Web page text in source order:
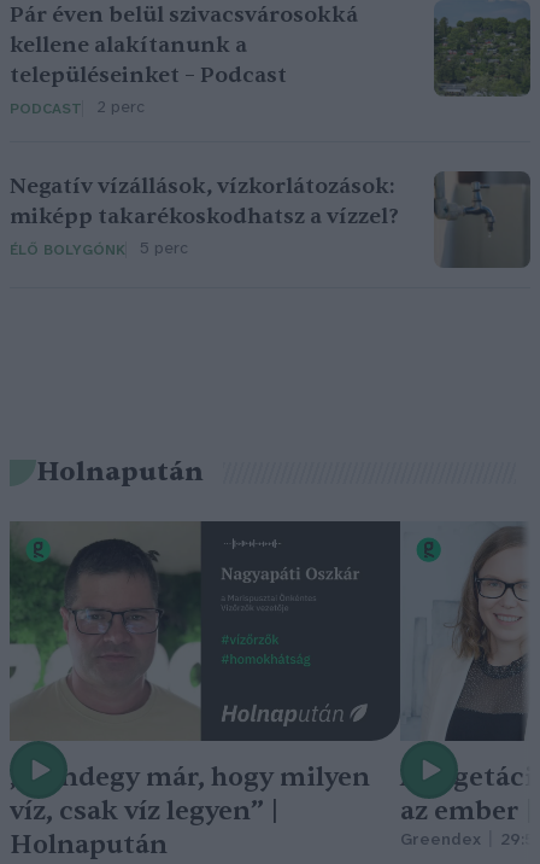
Pár éven belül szivacsvárosokká
kellene alakítanunk a
településeinket – Podcast
PODCAST 2 perc
Negatív vízállások, vízkorlátozások:
miképp takarékoskodhatsz a vízzel?
ÉLŐ BOLYGÓNK 5 perc
Holnapután
„Mindegy már, hogy milyen
víz, csak víz legyen” |
Holnapután
A
az ember
Greendex